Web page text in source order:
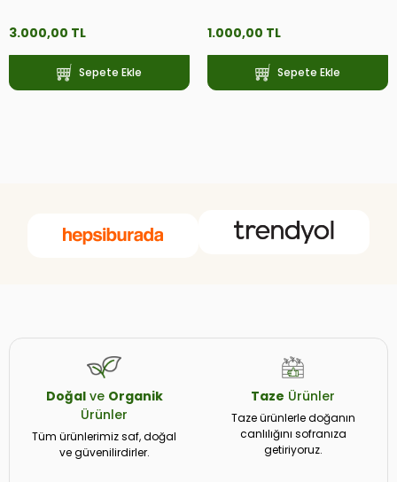
3.000,00 TL
Sepete Ekle
1.000,00 TL
Sepete Ekle
Doğalve Organik
Ürünler
Tüm ürünlerimiz saf, doğal
ve güvenilirdirler.
Taze Ürünler
Taze ürünlerle doğanın
canlılığını sofranıza
getiriyoruz.